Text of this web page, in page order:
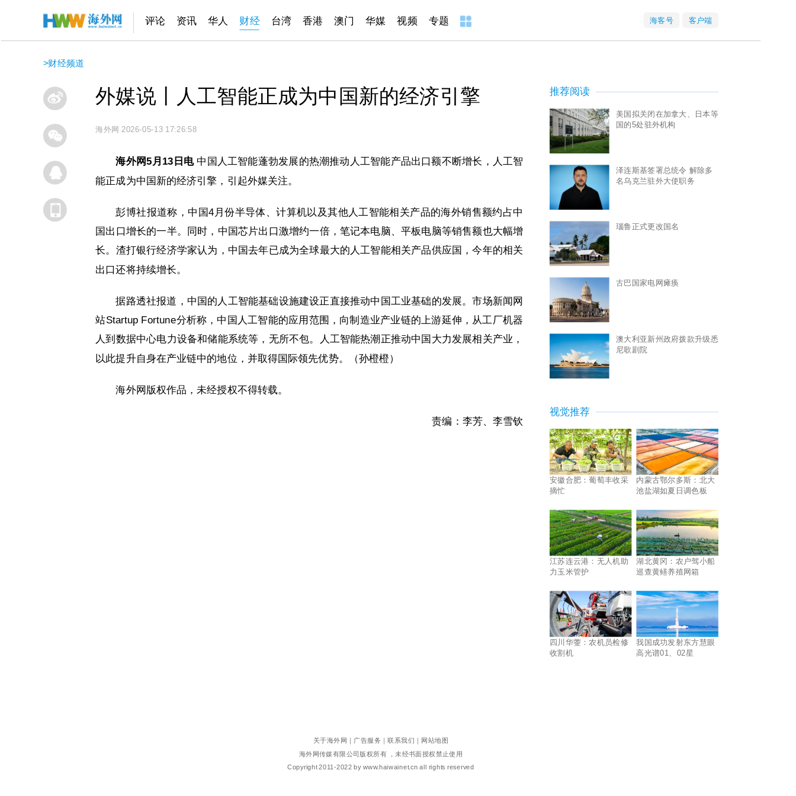
评论 资讯 华人 财经 台湾 香港 澳门 华媒 视频 专题 海客号 客户端
>财经频道
外媒说丨人工智能正成为中国新的经济引擎
海外网 2026-05-13 17:26:58
海外网5月13日电 中国人工智能蓬勃发展的热潮推动人工智能产品出口额不断增长，人工智
能正成为中国新的经济引擎，引起外媒关注。
彭博社报道称，中国4月份半导体、计算机以及其他人工智能相关产品的海外销售额约占中
国出口增长的一半。同时，中国芯片出口激增约一倍，笔记本电脑、平板电脑等销售额也大幅增
长。渣打银行经济学家认为，中国去年已成为全球最大的人工智能相关产品供应国，今年的相关
出口还将持续增长。
据路透社报道，中国的人工智能基础设施建设正直接推动中国工业基础的发展。市场新闻网
站Startup Fortune分析称，中国人工智能的应用范围，向制造业产业链的上游延伸，从工厂机器
人到数据中心电力设备和储能系统等，无所不包。人工智能热潮正推动中国大力发展相关产业，
以此提升自身在产业链中的地位，并取得国际领先优势。（孙橙橙）
海外网版权作品，未经授权不得转载。
责编：李芳、李雪钦
推荐阅读
美国拟关闭在加拿大、日本等
国的5处驻外机构
泽连斯基签署总统令 解除多
名乌克兰驻外大使职务
瑙鲁正式更改国名
古巴国家电网瘫痪
澳大利亚新州政府拨款升级悉
尼歌剧院
视觉推荐
安徽合肥：葡萄丰收采
摘忙
内蒙古鄂尔多斯：北大
池盐湖如夏日调色板
江苏连云港：无人机助
力玉米管护
湖北黄冈：农户驾小船
巡查黄鳝养殖网箱
四川华蓥：农机员检修
收割机
我国成功发射东方慧眼
高光谱01、02星
关于海外网 ｜ 广告服务｜联系我们 ｜ 网站地图
海外网传媒有限公司版权所有 ，未经书面授权禁止使用
Copyright2011-2022 by www.haiwainet.cn all rights reserved